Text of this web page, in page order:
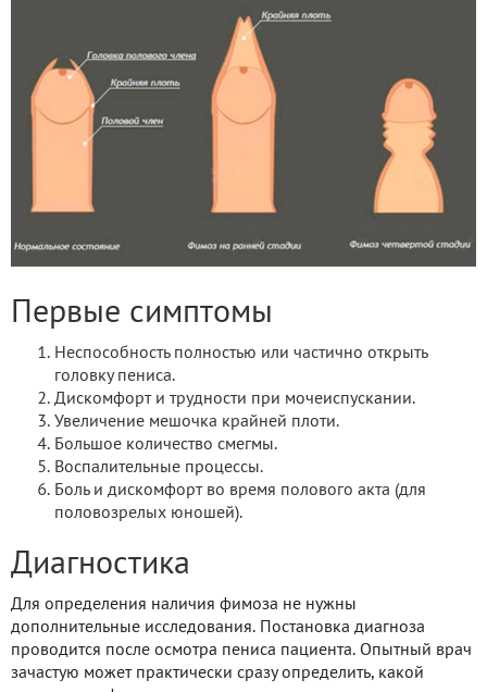
Первые симптомы
Неспособность полностью или частично открыть
головку пениса.
Дискомфорт и трудности при мочеиспускании.
Увеличение мешочка крайней плоти.
Большое количество смегмы.
Воспалительные процессы.
Боль и дискомфорт во время полового акта (для
половозрелых юношей).
Диагностика
Для определения наличия фимоза не нужны
дополнительные исследования. Постановка диагноза
проводится после осмотра пениса пациента. Опытный врач
зачастую может практически сразу определить, какой